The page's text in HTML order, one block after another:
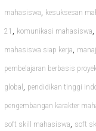
mahasiswa, kesuksesan
21 , komunikasi mahasiswa,
mahasiswa siap kerja,
pembelajaran berbasis
global , pendidikan tinggi
pengembangan karakter
soft skill mahasiswa, soft